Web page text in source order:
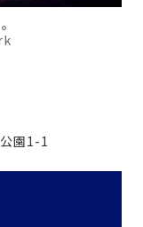
園1-1